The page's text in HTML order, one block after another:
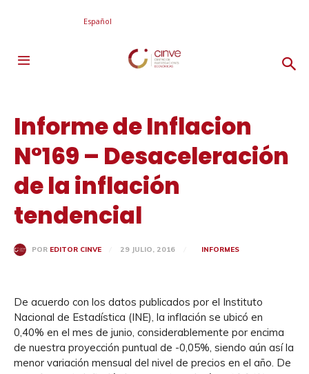
Español
Informe de Inflacion
N°169 – Desaceleración
de la inflación
tendencial
POR EDITOR CINVE 29 JULIO, 2016 INFORMES
De acuerdo con los datos publicados por el Instituto
Nacional de Estadística (INE), la inflación se ubicó en
0,40% en el mes de junio, considerablemente por encima
de nuestra proyección puntual de -0,05%, siendo aún así la
menor variación mensual del nivel de precios en el año. De